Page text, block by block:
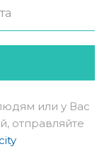
или у Вас
отправляйте